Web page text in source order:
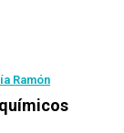
Ramón